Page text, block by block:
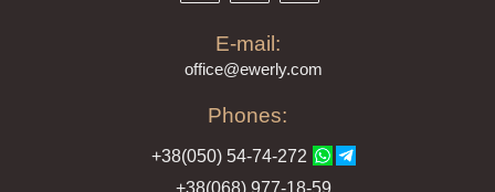
E-mail:
office@ewerly.com
Phones:
+38(050) 54-74-272
+38(068) 977-1 8-59